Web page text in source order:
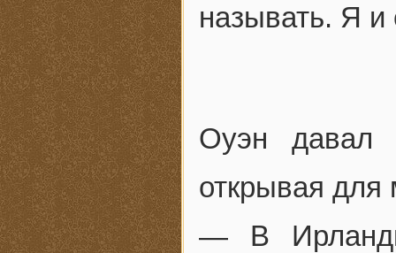
называть. Я и
Оуэн давал
открывая для
— В